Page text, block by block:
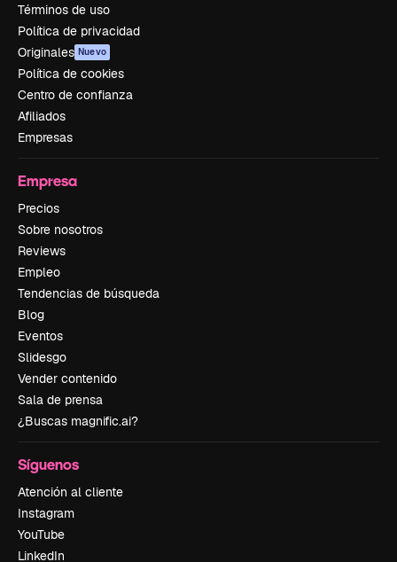
Términos de uso
Política de privacidad
Originales Nuevo
Política de cookies
Centro de confianza
Afiliados
Empresas
Empresa
Precios
Sobre nosotros
Reviews
Empleo
Tendencias de búsqueda
Blog
Eventos
Slidesgo
Vender contenido
Sala de prensa
¿Buscas magnific.ai?
Síguenos
Atención al cliente
Instagram
YouTube
LinkedIn